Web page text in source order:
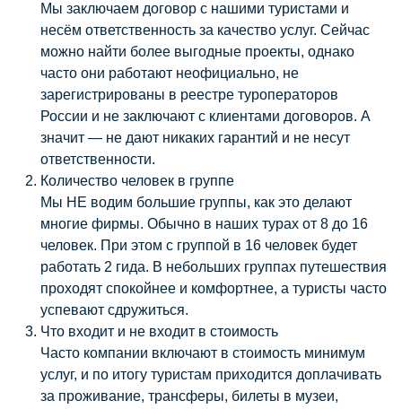
Мы заключаем договор с нашими туристами и
несём ответственность за качество услуг. Сейчас
можно найти более выгодные проекты, однако
часто они работают неофициально, не
зарегистрированы в реестре туроператоров
России и не заключают с клиентами договоров. А
значит — не дают никаких гарантий и не несут
ответственности.
Количество человек в группе
Мы НЕ водим большие группы, как это делают
многие фирмы. Обычно в наших турах от 8 до 16
человек. При этом с группой в 16 человек будет
работать 2 гида. В небольших группах путешествия
проходят спокойнее и комфортнее, а туристы часто
успевают сдружиться.
Что входит и не входит в стоимость
Часто компании включают в стоимость минимум
услуг, и по итогу туристам приходится доплачивать
за проживание, трансферы, билеты в музеи,